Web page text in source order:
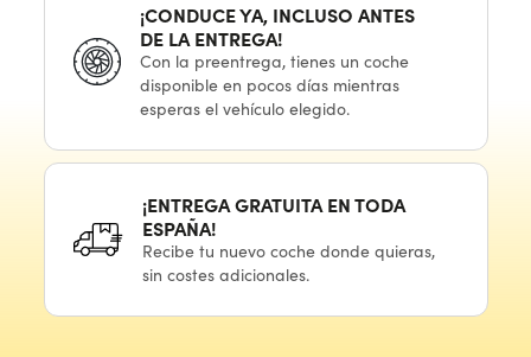
¡CONDUCE YA, INCLUSO ANTES
DE LA ENTREGA!
Con la preentrega,tienes un coche
disponible en pocosdías mientras
esperas el vehículoelegido.
¡ENTREGA GRATUITA EN TODA
ESPAÑA!
Recibe tu nuevocoche donde quieras,
sin costes adicionales.